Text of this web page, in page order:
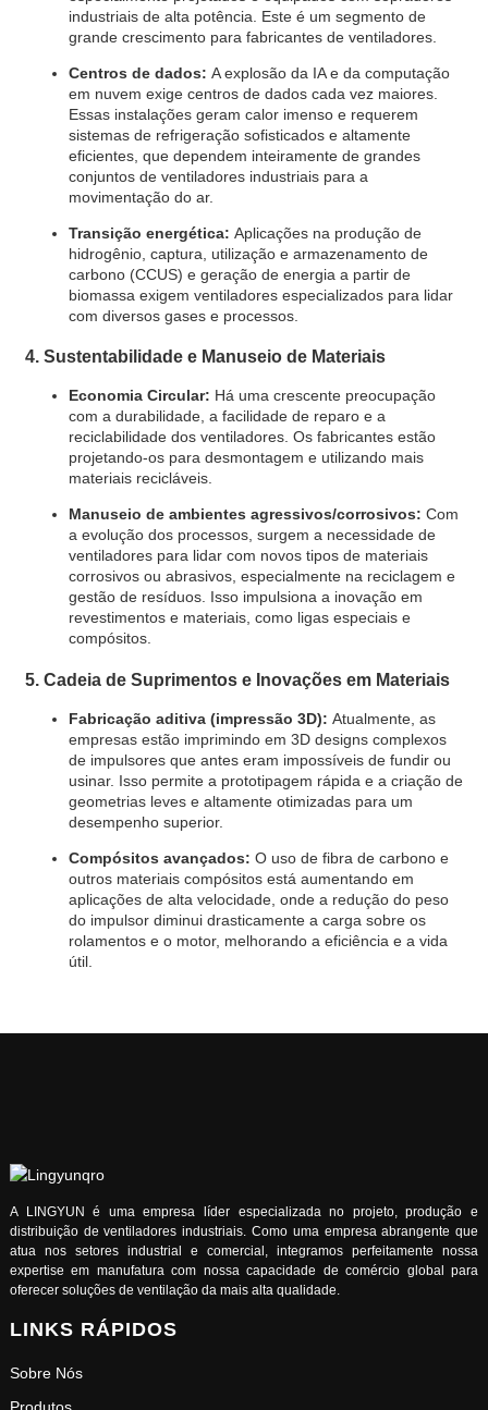
industriais de alta potência. Este é um segmento de
grande crescimento para fabricantes de ventiladores.
Centros de dados: A explosão da IA ​​e da computação
em nuvem exige centros de dados cada vez maiores.
Essas instalações geram calor imenso e requerem
sistemas de refrigeração sofisticados e altamente
eficientes, que dependem inteiramente de grandes
conjuntos de ventiladores industriais para a
movimentação do ar.
Transição energética: Aplicações na produção de
hidrogênio, captura, utilização e armazenamento de
carbono (CCUS) e geração de energia a partir de
biomassa exigem ventiladores especializados para lidar
com diversos gases e processos.
4. Sustentabilidade e Manuseio de Materiais
Economia Circular: Há uma crescente preocupação
com a durabilidade, a facilidade de reparo e a
reciclabilidade dos ventiladores. Os fabricantes estão
projetando-os para desmontagem e utilizando mais
materiais recicláveis.
Manuseio de ambientes agressivos/corrosivos: Com
a evolução dos processos, surgem a necessidade de
ventiladores para lidar com novos tipos de materiais
corrosivos ou abrasivos, especialmente na reciclagem e
gestão de resíduos. Isso impulsiona a inovação em
revestimentos e materiais, como ligas especiais e
compósitos.
5. Cadeia de Suprimentos e Inovações em Materiais
Fabricação aditiva (impressão 3D): Atualmente, as
empresas estão imprimindo em 3D designs complexos
de impulsores que antes eram impossíveis de fundir ou
usinar. Isso permite a prototipagem rápida e a criação de
geometrias leves e altamente otimizadas para um
desempenho superior.
Compósitos avançados: O uso de fibra de carbono e
outros materiais compósitos está aumentando em
aplicações de alta velocidade, onde a redução do peso
do impulsor diminui drasticamente a carga sobre os
rolamentos e o motor, melhorando a eficiência e a vida
útil.
A LINGYUN é uma empresa líder especializada no projeto, produção e
distribuição de ventiladores industriais. Como uma empresa abrangente que
atua nos setores industrial e comercial, integramos perfeitamente nossa
expertise em manufatura com nossa capacidade de comércio global para
oferecer soluções de ventilação da mais alta qualidade.
LINKS RÁPIDOS
Sobre Nós